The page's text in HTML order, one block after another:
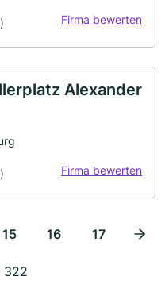
Firma bewerten
Alexander
Firma bewerten
15 16 17
322